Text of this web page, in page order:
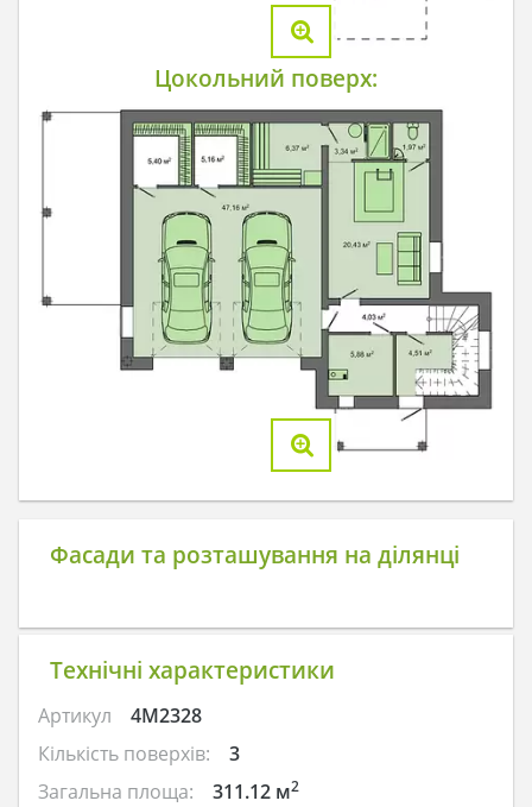
Цокольний поверх:
Фасади та розташування на ділянці
Технічні характеристики
Артикул
4M2328
Кількість поверхів:
3
Загальна площа:
311.12 м2